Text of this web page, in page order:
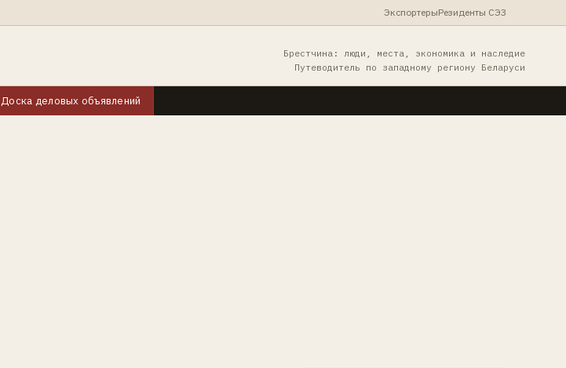
ЭкспортерыРезиденты СЭЗ
Брестчина: люди, места, экономика и наследие
Путеводитель по западному региону Беларуси
Доска деловых объявлений